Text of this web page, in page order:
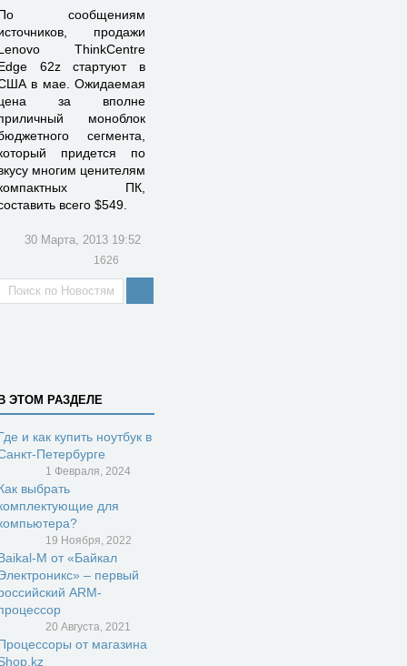
сообщениям
продажи
ThinkCentre
62z стартуют в
в мае. Ожидаемая
за вполне
моноблок
сегмента,
придется по
многим ценителям
ПК,
всего $549.
30 Марта, 2013 19:52
1626
ЭТОМ РАЗДЕЛЕ
и как купить ноутбук в
Петербурге
1 Февраля, 2024
выбрать
для
19 Ноября, 2022
M от «Байкал
– первый
ARM-
20 Августа, 2021
от магазина